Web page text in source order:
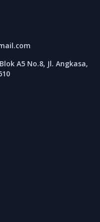
Blok A5 No.8, Jl. Angkasa,